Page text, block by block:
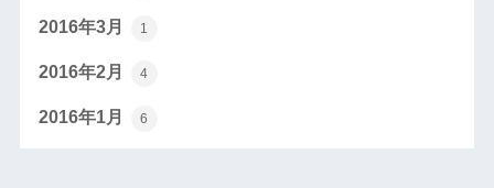
2016年3月 1
2016年2月 4
2016年1月 6